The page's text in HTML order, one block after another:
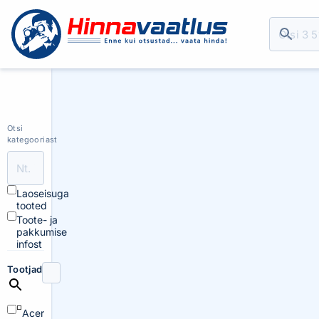
Otsi
kategooriast
Laoseisuga
tooted
Toote- ja
pakkumise
infost
Tootjad
Acer